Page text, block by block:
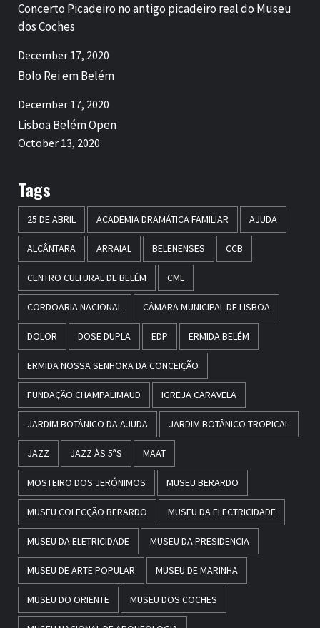
Concerto Picadeiro no antigo picadeiro real do Museu
dos Coches
December 17, 2020
Bolo Rei em Belém
December 17, 2020
Lisboa Belém Open
October 13, 2020
Tags
25 DE ABRIL ACADEMIA DRAMÁTICA FAMILIAR AJUDA
ALCÂNTARA ARRAIAL BELENENSES CCB
CENTRO CULTURAL DE BELÉM CML
CORDOARIA NACIONAL CÂMARA MUNICIPAL DE LISBOA
DOLOR DOSE DUPLA EDP ERMIDA BELÉM
ERMIDA NOSSA SENHORA DA CONCEIÇÃO
FUNDAÇÃO CHAMPALIMAUD IGREJA CARAVELA
JARDIM BOTÂNICO DA AJUDA JARDIM BOTÂNICO TROPICAL
JAZZ JAZZ ÀS 5ªS MAAT
MOSTEIRO DOS JERÓNIMOS MUSEU BERARDO
MUSEU COLECÇÃO BERARDO MUSEU DA ELECTRICIDADE
MUSEU DA ELETRICIDADE MUSEU DA PRESIDENCIA
MUSEU DE ARTE POPULAR MUSEU DE MARINHA
MUSEU DO ORIENTE MUSEU DOS COCHES